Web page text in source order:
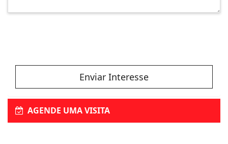
Enviar Interesse
AGENDE UMA VISITA